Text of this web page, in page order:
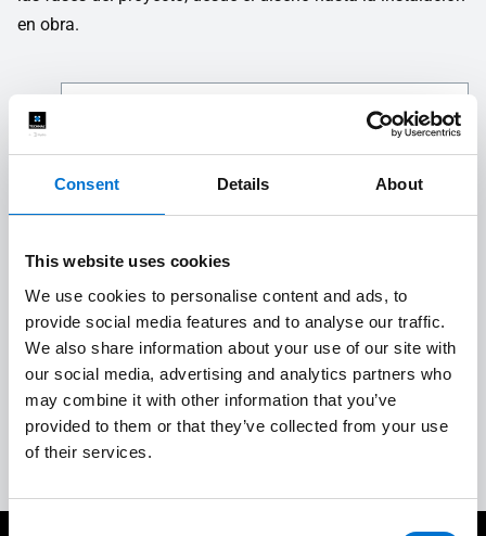
Consent Details About
This website uses cookies
We use cookies to personalise content and ads, to
provide social media features and to analyse our traffic.
We also share information about your use of our site with
our social media, advertising and analytics partners who
may combine it with other information that you’ve
provided to them or that they’ve collected from your use
of their services.
en obra.
1
Calidad a medida
3 Instalación in situ de calidad
4 Aceptación del trabajo y garantías
5 Servicio posventa completo